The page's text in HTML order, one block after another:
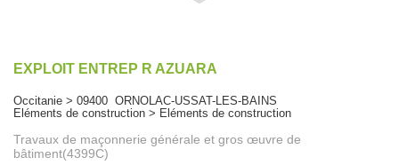
EXPLOIT ENTREP R AZUARA
Occitanie > 09400 ORNOLAC-USSAT-LES-BAINS
Eléments de construction > Eléments de construction
Travaux de maçonnerie générale et gros œuvre de
bâtiment(4399C)